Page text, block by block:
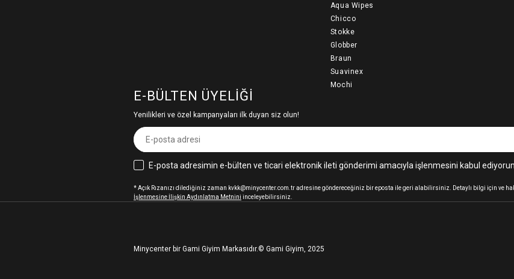
Aqua Wipes
Chicco
Stokke
Globber
Braun
Suavinex
Mochi
E-BÜLTEN ÜYELIĞI
Yenilikleri ve özel kampanyaları ilk duyan siz olun!
E-posta adresimin e-bülten ve ticari elektronik ileti gönderimi amacıyla işlenmesini kabul
* Açık Rızanızı dilediğiniz zaman kvkk@minycenter.com.tr adresine göndereceğiniz bir eposta ile geri alabilirsiniz. Detaylı bilgi için ve
İşlenmesine İlişkin Aydınlatma Metnini inceleyebilirsiniz.
Minycenter bir Gami Giyim Markasıdır. © Gami Giyim, 2025